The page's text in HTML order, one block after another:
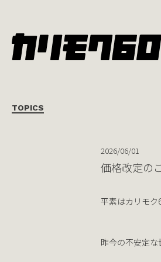
TOPICS
2026/06/01
価格
平素はカリモク
昨今の不安定な